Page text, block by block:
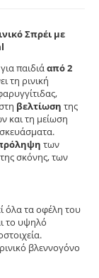
Σπρέι με
για παιδιά από 2
τη ρινική
βελτίωση της
και τη μείωση
των
σκόνης, των
όλα τα οφέλη του
το υψηλό
βλεννογόνο